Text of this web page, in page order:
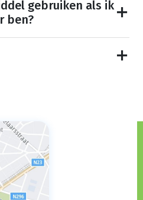
gebruiken als ik
ben?